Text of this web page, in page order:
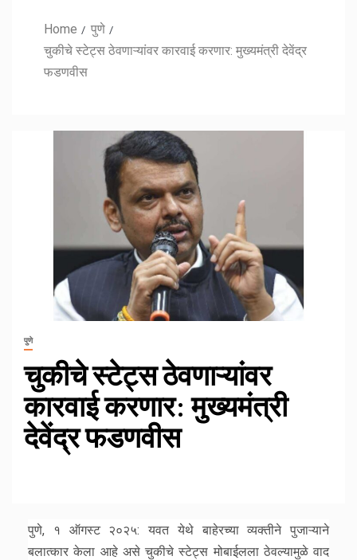
Home
पुणे
चुकीचे स्टेट्स ठेवणाऱ्यांवर कारवाई करणार: मुख्यमंत्री देवेंद्र
फडणवीस
पुणे
चुकीचे स्टेट्स ठेवणाऱ्यांवर
कारवाई करणार: मुख्यमंत्री
देवेंद्र फडणवीस
पुणे, १ ऑगस्ट २०२५: यवत येथे बाहेरच्या व्यक्तीने पुजाऱ्याने
बलात्कार केला आहे असे चुकीचे स्टेट्स मोबाईलला ठेवल्यामुळे वाद